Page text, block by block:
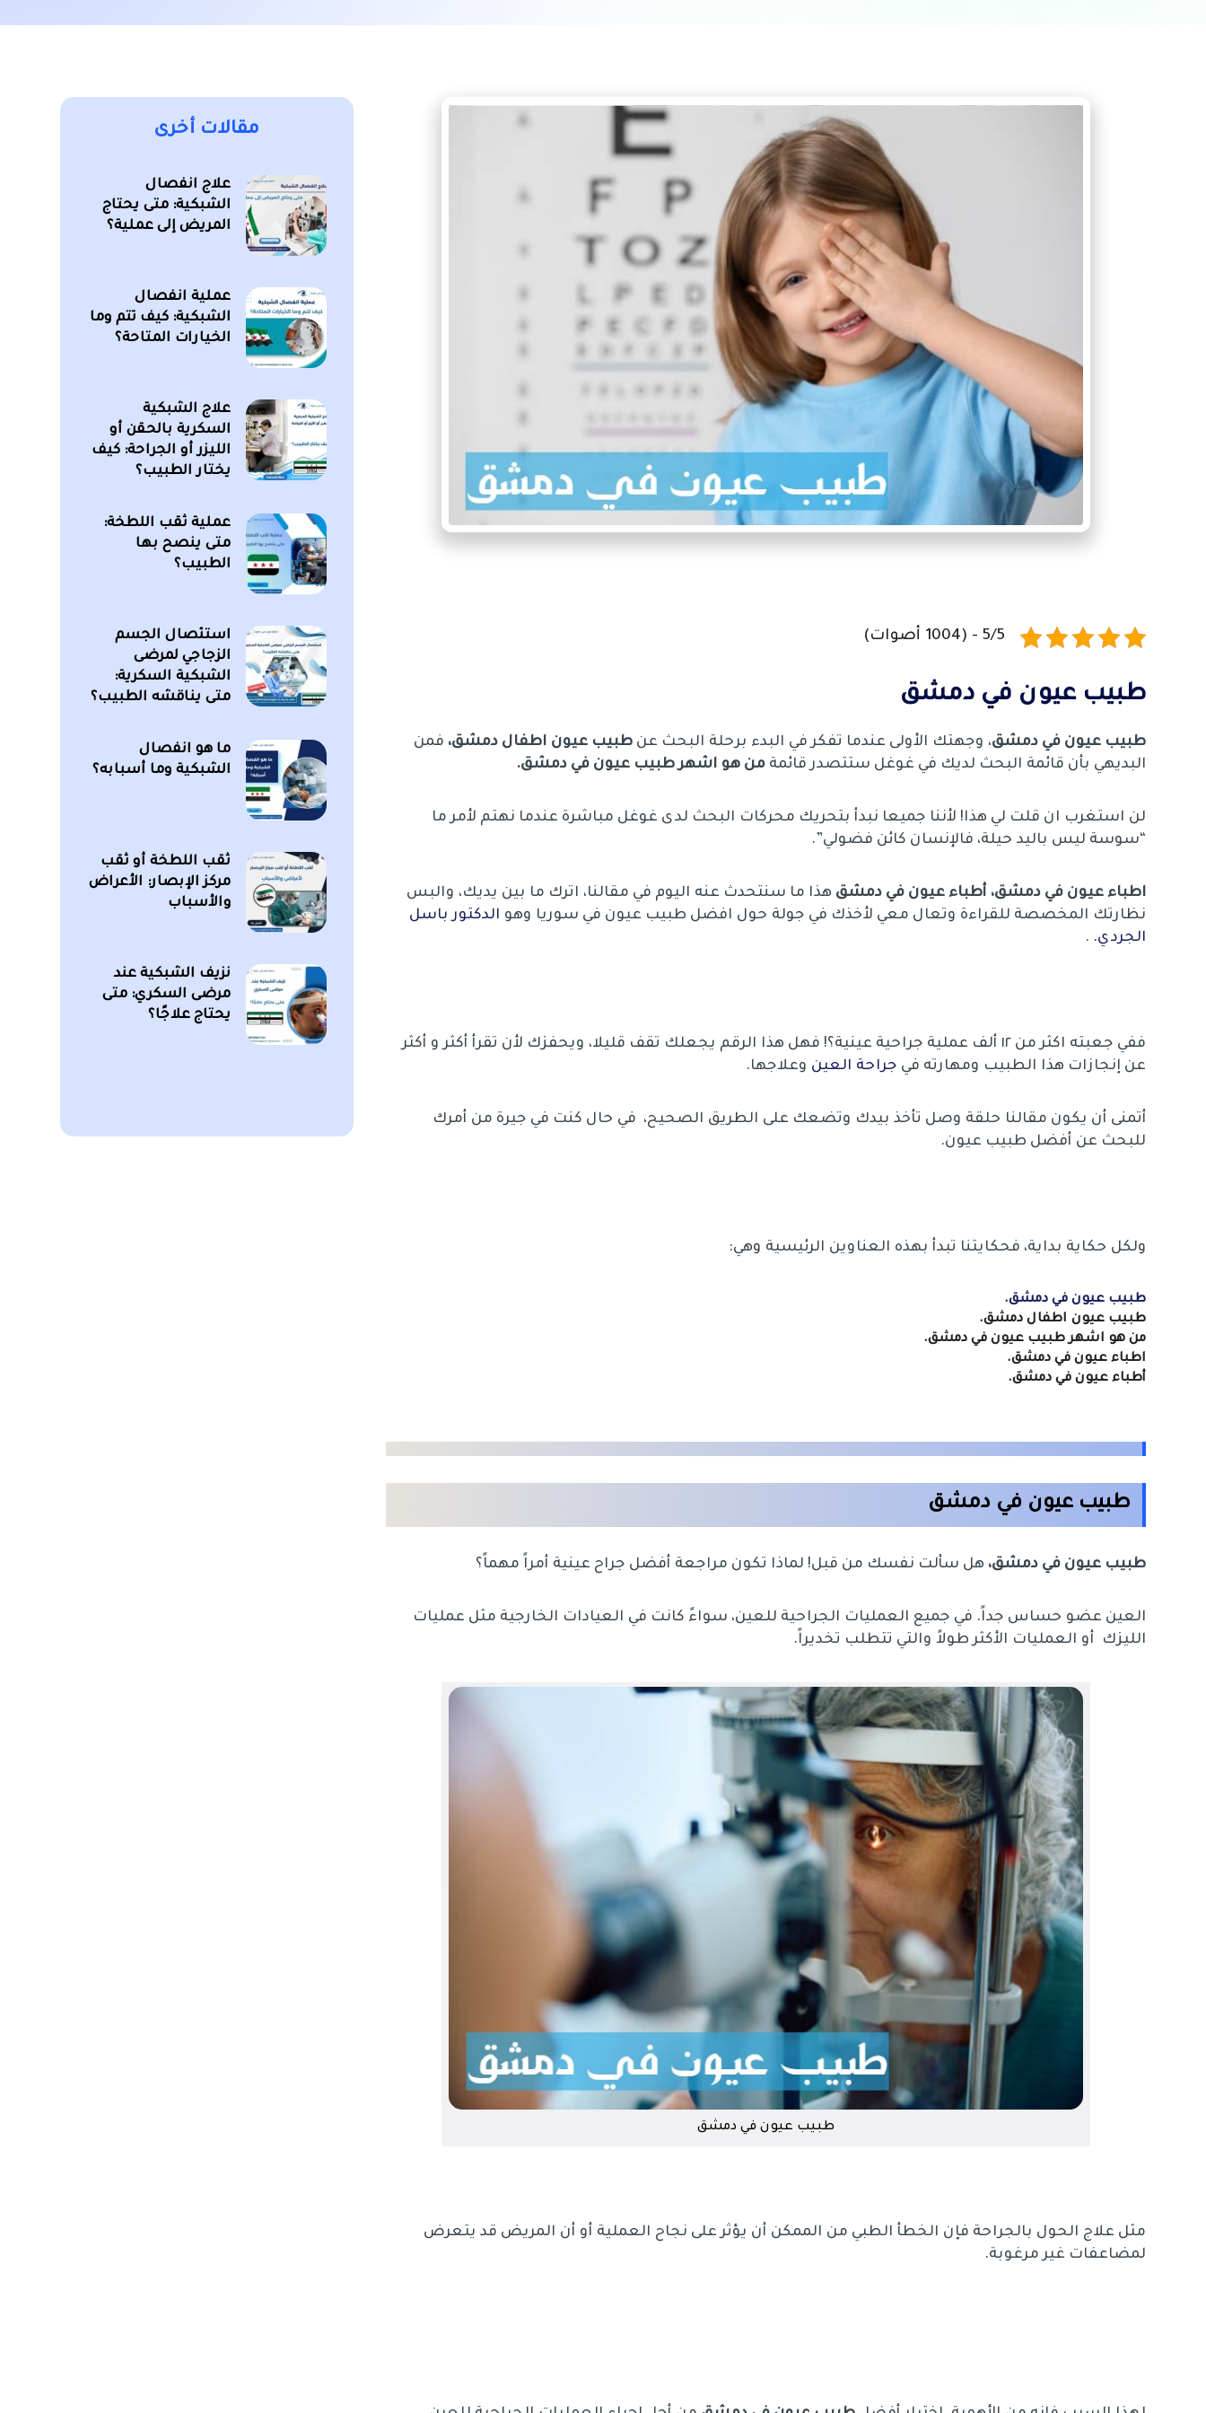
5/5 - (1004 أصوات)
طبيب عيون في دمشق
طبيب عيون في دمشق، وجهتك الأولى عندما تفكر في البدء برحلة البحث عنطبيب عيون اطفال دمشق، فمن
البديهي بأن قائمة البحث لديك في غوغل ستتصدر قائمةمن هو اشهر طبيب عيون في دمشق.
لن استغرب ان قلت لي هذا! لأننا جميعا نبدأ بتحريك محركات البحث لدى غوغل مباشرة عندما نهتم لأمر ما
“سوسة ليس باليد حيلة، فالإنسان كائن فضولي”.
اطباء عيون في دمشق،أطباء عيون في دمشق هذا ما سنتحدث عنه اليوم في مقالنا، اترك ما بين يديك، والبس
نظارتك المخصصة للقراءة وتعال معي لأخذك في جولة حول افضل طبيب عيون في سوريا وهو الدكتور باسل
الجردي. .
ففي جعبته اكثر من ١٢ ألف عملية جراحية عينية؟! فهل هذا الرقم يجعلك تقف قليلا، ويحفزك لأن تقرأ أكثر و أكثر
عن إنجازات هذا الطبيب ومهارته فيجراحة العين وعلاجها.
أتمنى أن يكون مقالنا حلقة وصل تأخذ بيدك وتضعك على الطريق الصحيح، في حال كنت في جيرة من أمرك
للبحث عن أفضل طبيب عيون.
ولكل حكاية بداية، فحكايتنا تبدأ بهذه العناوين الرئيسية وهي:
طبيب عيون في دمشق.
طبيب عيون اطفال دمشق.
من هو اشهر طبيب عيون في دمشق.
اطباء عيون في دمشق.
أطباء عيون في دمشق.
طبيب عيون في دمشق
طبيب عيون في دمشق، هل سألت نفسك من قبل! لماذا تكون مراجعة أفضل جراح عينية أمراً مهماً؟
العين عضو حساس جداً. في جميع العمليات الجراحية للعين، سواءً كانت في العيادات الخارجية مثل عمليات
الليزك أو العمليات الأكثر طولاً والتي تتطلب تخديراً.
طبيب عيون في دمشق
مثل علاج الحول بالجراحة فإن الخطأ الطبي من الممكن أن يؤثر على نجاح العملية أو أن المريض قد يتعرض
لمضاعفات غير مرغوبة.
مقالات أخرى
علاج انفصال
الشبكية: متى يحتاج
المريض إلى عملية؟
عملية انفصال
الشبكية: كيف تتم وما
الخيارات المتاحة؟
علاج الشبكية
السكرية بالحقن أو
الليزر أو الجراحة: كيف
يختار الطبيب؟
عملية ثقب اللطخة:
متى ينصح بها
الطبيب؟
استئصال الجسم
الزجاجي لمرضى
الشبكية السكرية:
متى يناقشه الطبيب؟
ما هو انفصال
الشبكية وما أسبابه؟
ثقب اللطخة أو ثقب
مركز الإبصار: الأعراض
والأسباب
نزيف الشبكية عند
مرضى السكري: متى
يحتاج علاجًا؟